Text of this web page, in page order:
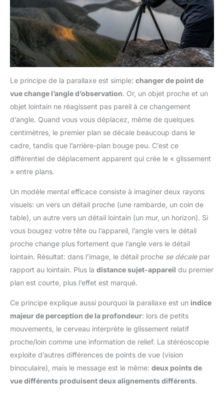
Le principe de la parallaxe est simple: changer de point de
vue change l’angle d’observation. Or, un objet proche et un
objet lointain ne réagissent pas pareil à ce changement
d’angle. Quand vous vous déplacez, même de quelques
centimètres, le premier plan se décale beaucoup dans le
cadre, tandis que l’arrière-plan bouge peu. C’est ce
différentiel de déplacement apparent qui crée le « glissement
» entre plans.
Un modèle mental efficace consiste à imaginer deux rayons
visuels: un vers un détail proche (une rambarde, un coin de
table), un autre vers un détail lointain (un mur, un horizon). Si
vous bougez votre tête ou l’appareil, l’angle vers le détail
proche change plus fortement que l’angle vers le détail
lointain. Résultat: dans l’image, le détail proche se décalepar
rapport au lointain. Plus la distance sujet-appareil du premier
plan est courte, plus l’effet est marqué.
Ce principe explique aussi pourquoi la parallaxe est un indice
majeur de perception de la profondeur: lors de petits
mouvements, le cerveau interprète le glissement relatif
proche/loin comme une information de relief. La stéréoscopie
exploite d’autres différences de points de vue (vision
binoculaire), mais le message est le même: deux points de
vue différents produisent deux alignements différents.